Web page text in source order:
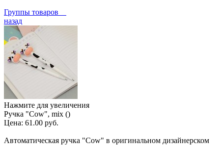
Группы товаров
назад
Нажмите для увеличения
Ручка "Cow", mix ()
Цена: 61.00 руб.
Автоматическая ручка "Cow" в оригинальном дизайнерском